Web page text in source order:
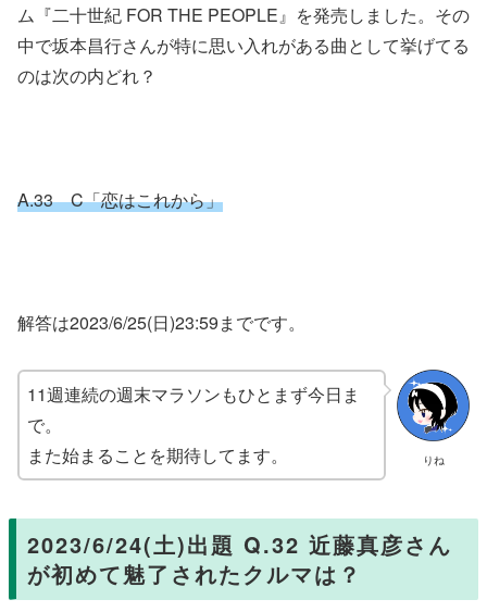
ム『二十世紀 FOR THE PEOPLE』を発売しました。その
中で坂本昌行さんが特に思い入れがある曲として挙げてる
のは次の内どれ？
A.33 C「恋はこれから」
解答は2023/6/25(日)23:59までです。
りね
11週連続の週末マラソンもひとまず今日ま
で。
また始まることを期待してます。
2023/6/24(土)出題 Q.32 近藤真彦さん
が初めて魅了されたクルマは？